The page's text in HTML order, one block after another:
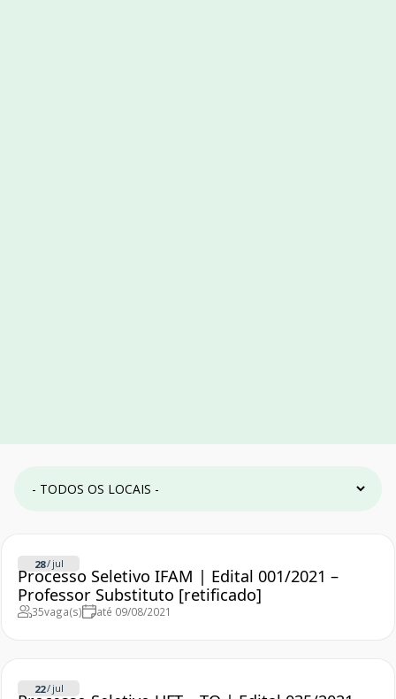
28/ jul
Processo Seletivo IFAM | Edital 001/2021 –
Professor Substituto [retificado]
35vaga(s) até 09/08/2021
22/ jul